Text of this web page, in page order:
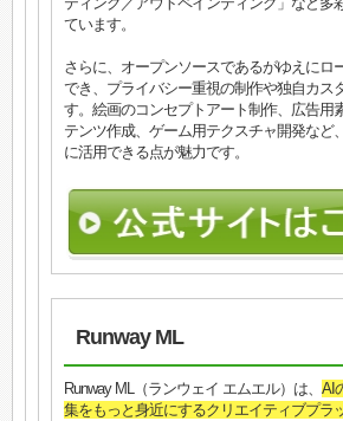
ています。
さらに、オープンソースであるがゆえにロ
でき、プライバシー重視の制作や独自カス
す。絵画のコンセプトアート制作、広告用
テンツ作成、ゲーム用テクスチャ開発など
に活用できる点が魅力です。
Runway ML
Runway ML（ランウェイ エムエル）は、 AI
集をもっと身近にするクリエイティブプラ